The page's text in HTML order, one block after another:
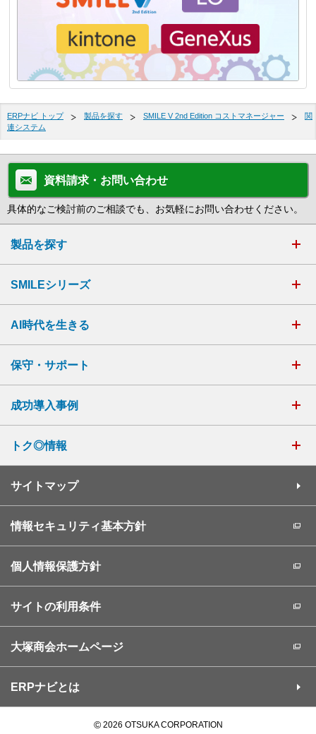
ERPナビ トップ 製品を探す SMILE V 2nd Edition コストマネージャー
関
連システム
資料請求・お問い合わせ
具体的なご検討前のご相談でも、お気軽にお問い合わせください。
製品を探す
SMILEシリーズ
AI時代を生きる
保守・サポート
成功導入事例
トク◎情報
サイトマップ
情報セキュリティ基本方針
個人情報保護方針
サイトの利用条件
大塚商会ホームページ
ERPナビとは
©2026 OTSUKA CORPORATION